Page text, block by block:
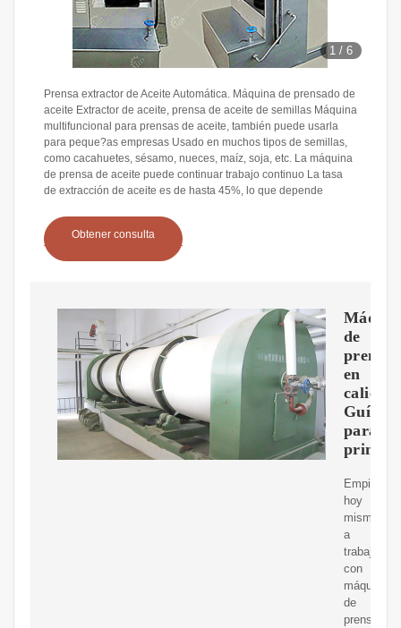
1 /6
Prensa extractor de Aceite Automática. Máquina de prensado de
aceite Extractor de aceite, prensa de aceite de semillas Máquina
multifuncional para prensas de aceite, también puede usarla
para peque?as empresas Usado en muchos tipos de semillas,
como cacahuetes, sésamo, nueces, maíz, soja, etc. La máquina
de prensa de aceite puede continuar trabajo continuo La tasa
de extracción de aceite es de hasta 45%, lo que depende
Obtener consulta
de
en
Guía
para
Empiece
hoy
mismo
a
trabajar
con
máquinas
de
prensado